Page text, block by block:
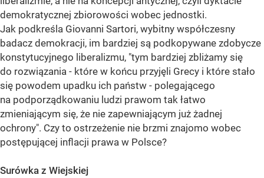
demokratycznej zbiorowości wobec jednostki.
Jak podkreśla Giovanni Sartori, wybitny współczesny
badacz demokracji, im bardziej są podkopywane zdobycze
konstytucyjnego liberalizmu, "tym bardziej zbliżamy się
do rozwiązania - które w końcu przyjęli Grecy i które stało
się powodem upadku ich państw - polegającego
na podporządkowaniu ludzi prawom tak łatwo
zmieniającym się, że nie zapewniającym już żadnej
ochrony". Czy to ostrzeżenie nie brzmi znajomo wobec
postępującej inflacji prawa w Polsce?
Surówka z Wiejskiej